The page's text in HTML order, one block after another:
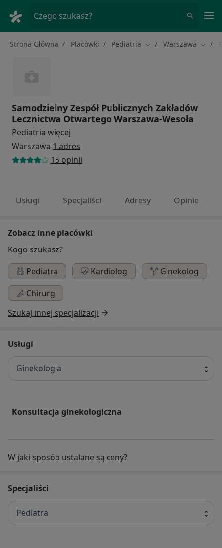
Czego szukasz?
Strona Główna Placówki Pediatria Zmień miasto
Warszawa
Samodzielny Zespół Publicznych Zakładów
Lecznictwa Otwartego Warszawa-Wesoła
Pediatria więcej
Warszawa 1 adres
15 opinii
Usługi Specjaliści Adresy Opinie
Zobacz inne placówki
Kogo szukasz?
Pediatra
Kardiolog
Ginekolog
Chirurg
Szukaj innej specjalizacji
Usługi
Ginekologia
Konsultacja ginekologiczna
W jaki sposób ustalane są ceny?
Specjaliści
Pediatra